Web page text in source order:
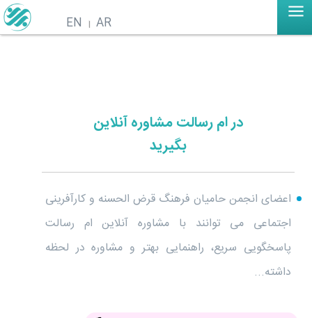
AR
EN
در ام رسالت مشاوره آنلاین
بگیرید
اعضای انجمن حامیان فرهنگ قرض الحسنه و کارآفرینی
اجتماعی می توانند با مشاوره آنلاین ام رسالت
پاسخگویی سریع، راهنمایی بهتر و مشاوره در لحظه
داشته...